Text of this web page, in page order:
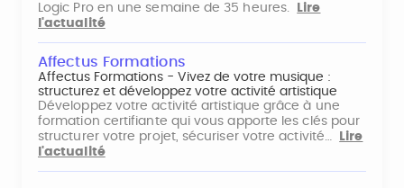
Logic Pro en une semaine de 35 heures.
Lire
l'actualité
Affectus Formations
Affectus Formations - Vivez de votre musique :
structurez et développez votre activité artistique
Développez votre activité artistique grâce à une
formation certifiante qui vous apporte les clés pour
structurer votre projet, sécuriser votre activité…
Lire
l'actualité